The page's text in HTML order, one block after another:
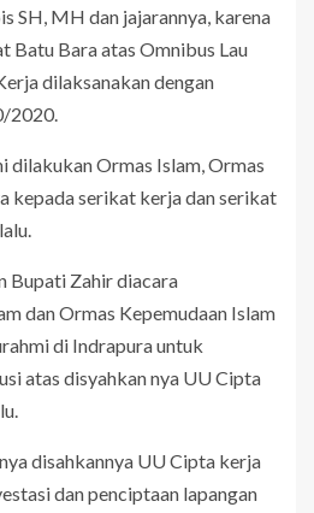
SH, MH dan jajarannya, karena
Batu Bara atas Omnibus Lau
dilaksanakan dengan
2020.
dilakukan Ormas Islam, Ormas
kepada serikat kerja dan serikat
Bupati Zahir diacara
dan Ormas Kepemudaan Islam
di Indrapura untuk
atas disyahkan nya UU Cipta
disahkannya UU Cipta kerja
dan penciptaan lapangan